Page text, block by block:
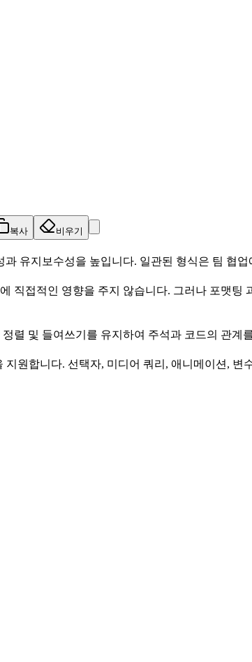
복사 비우기
유지보수성을 높입니다. 일관된 형식은 팀 협
직접적인 영향을 주지 않습니다. 그러나 포맷
렬 및 들여쓰기를 유지하여 주석과 코드의 관계
지원합니다. 선택자, 미디어 쿼리, 애니메이션, 변